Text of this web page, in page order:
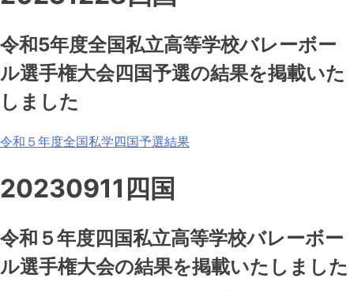
令和5年度全国私立高等学校バレーボー
ル選手権大会四国予選の結果を掲載いた
しました
令和５年度全国私学四国予選結果
20230911四国
令和５年度四国私立高等学校バレーボー
ル選手権大会の結果を掲載いたしました